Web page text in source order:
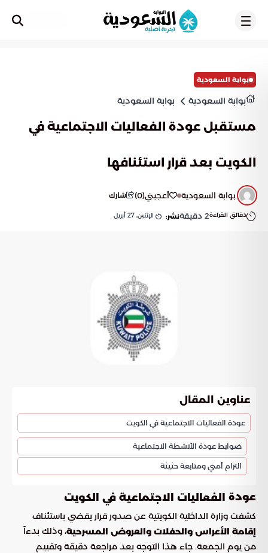
بوابة السعودية
بوابة السعودية بوابة السعودية
مستقبل عودة الفعاليات الاجتماعية في
الكويت بعد قرار استئنافها
بوابة السعودية أعجبني(
0
) شارك
دقائق القراءة2 دقيقةنشر: الإثنين, 27 أبريل
عناوين المقال
عودة الفعاليات الاجتماعية في الكويت
ضوابط عودة الأنشطة الاجتماعية
التزام أمني ومتابعة حثيثة
عودة الفعاليات الاجتماعية في الكويت
كشفت وزارة الداخلية الكويتية عن صدور قرار يقضي باستئناف
إقامة الأعراس والحفلات والعروض المسرحية، وذلك بدءاً
من يوم الجمعة. جاء هذا التوجه بعد مراجعة دقيقة وتقييم